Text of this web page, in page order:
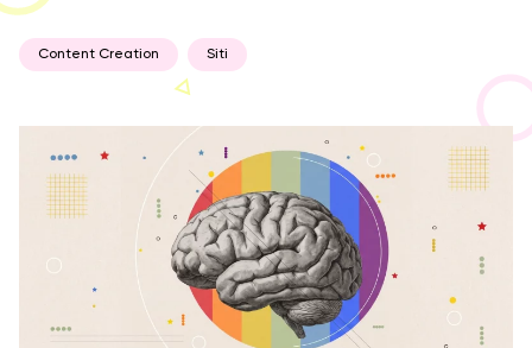
Content Creation Siti